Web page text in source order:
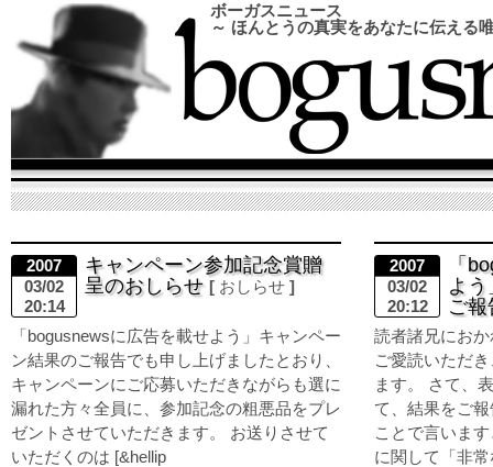
ボーガスニュース
～ ほんとうの真実をあなたに伝える
2007
03/02
20:14
キャンペーン参加記念賞贈
呈のおしらせ
おしらせ
「bogusnewsに広告を載せよう」キャンペー
ン結果のご報告でも申し上げましたとおり、
キャンペーンにご応募いただきながらも選に
漏れた方々全員に、参加記念の粗悪品をプレ
ゼントさせていただきます。 お送りさせて
いただくのは [&hellip
2007
03/02
20:12
「
よ
ご
読者諸兄にお
ご愛読いただ
ます。 さて、
て、結果をご
ことで言いま
に関して「非